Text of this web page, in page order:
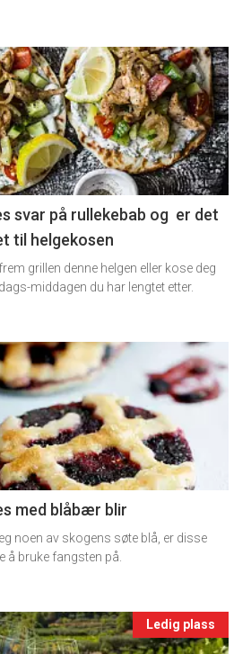
svar på rullekebab og er det
til helgekosen
grillen denne helgen eller kose deg
middagen du har lengtet etter.
med blåbær blir
noen av skogens søte blå, er disse
å bruke fangsten på.
Ledig plass